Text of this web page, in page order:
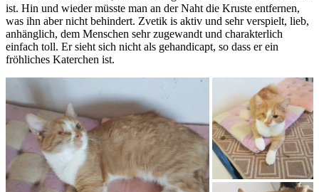
ist. Hin und wieder müsste man an der Naht die Kruste entfernen,
was ihn aber nicht behindert. Zvetik is aktiv und sehr verspielt, lieb,
anhänglich, dem Menschen sehr zugewandt und charakterlich
einfach toll. Er sieht sich nicht als gehandicapt, so dass er ein
fröhliches Katerchen ist.